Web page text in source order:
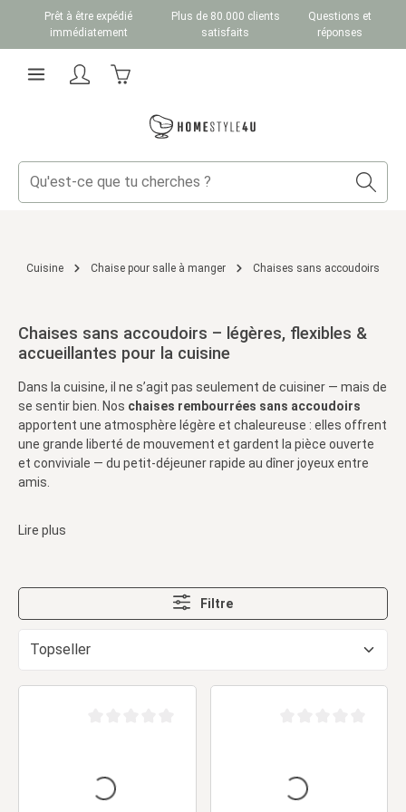
Passer au contenu principal
Prêt à être expédié
immédiatement
Plus de 80.000 clients
satisfaits
Questions et
réponses
Cuisine Chaise pour salle à manger Chaises sans accoudoirs
Chaises sans accoudoirs – légères, flexibles &
accueillantes pour la cuisine
Dans la cuisine, il ne s’agit pas seulement de cuisiner — mais de
se sentir bien. Nos chaises rembourrées sans accoudoirs
apportent une atmosphère légère et chaleureuse : elles offrent
une grande liberté de mouvement et gardent la pièce ouverte
et conviviale — du petit-déjeuner rapide au dîner joyeux entre
amis.
Lire plus
Filtre